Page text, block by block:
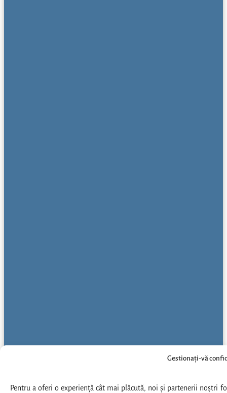
Gestionați-vă
Pentru a oferi o experiență cât mai plăcută, noi și partenerii noștri